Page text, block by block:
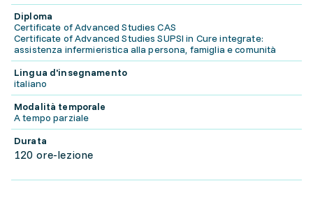
Diploma
Certificate of Advanced Studies CAS
Certificate of Advanced Studies SUPSI in Cure integrate:
assistenza infermieristica alla persona, famiglia e comunità
Lingua d'insegnamento
italiano
Modalità temporale
A tempo parziale
Durata
120 ore-lezione